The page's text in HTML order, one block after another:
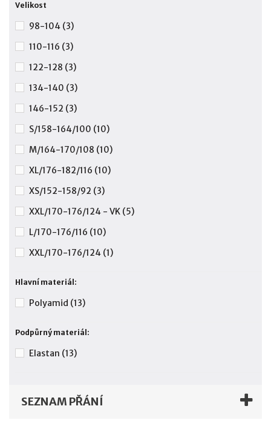
Velikost
98-104 (3)
110-116 (3)
122-128 (3)
134-140 (3)
146-152 (3)
S/158-164/100 (10)
M/164-170/108 (10)
XL/176-182/116 (10)
XS/152-158/92 (3)
XXL/170-176/124 - VK (5)
L/170-176/116 (10)
XXL/170-176/124 (1)
Hlavní materiál:
Polyamid (13)
Podpůrný materiál:
Elastan (13)
SEZNAM PŘÁNÍ